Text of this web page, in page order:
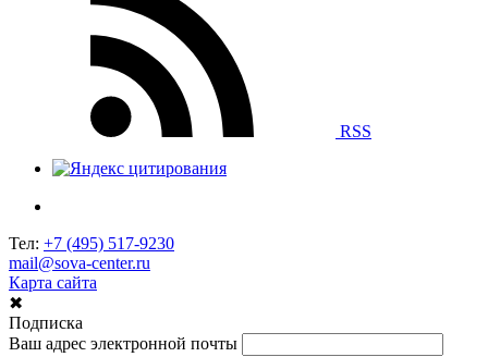
RSS
Тел: +7 (495) 517-9230
mail@sova-center.ru
Карта сайта
✖
Подписка
Ваш адрес электронной почты